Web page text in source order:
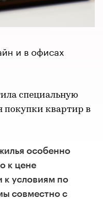
и в офисах
специальную
покупки квартир в
особенно
к цене
к условиям по
совместно с